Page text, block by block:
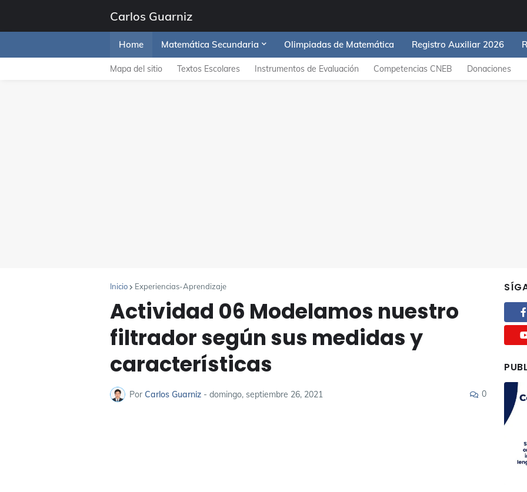
Carlos Guarniz
Home Matemática Secundaria Olimpiadas de Matemática Registro Auxiliar 2026
Mapa del sitio Textos Escolares Instrumentos de Evaluación Competencias CNEB Donaciones
Inicio Experiencias-Aprendizaje
Actividad 06 Modelamos nuestro
filtrador según sus medidas y
características
Por Carlos Guarniz - domingo, septiembre 26, 2021 0